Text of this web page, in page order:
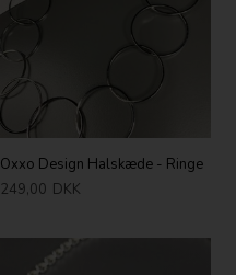
Oxxo Design Halskæde - Ringe
249,00 DKK